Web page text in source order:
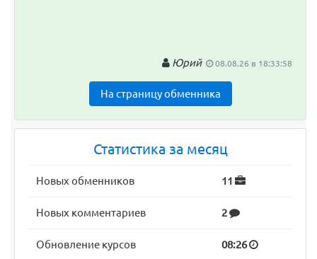
Юрий 08.08.26 в 18:33:58
На страницу обменника
Статистика за месяц
Новых обменников 11
Новых комментариев 2
Обновление курсов 08:26